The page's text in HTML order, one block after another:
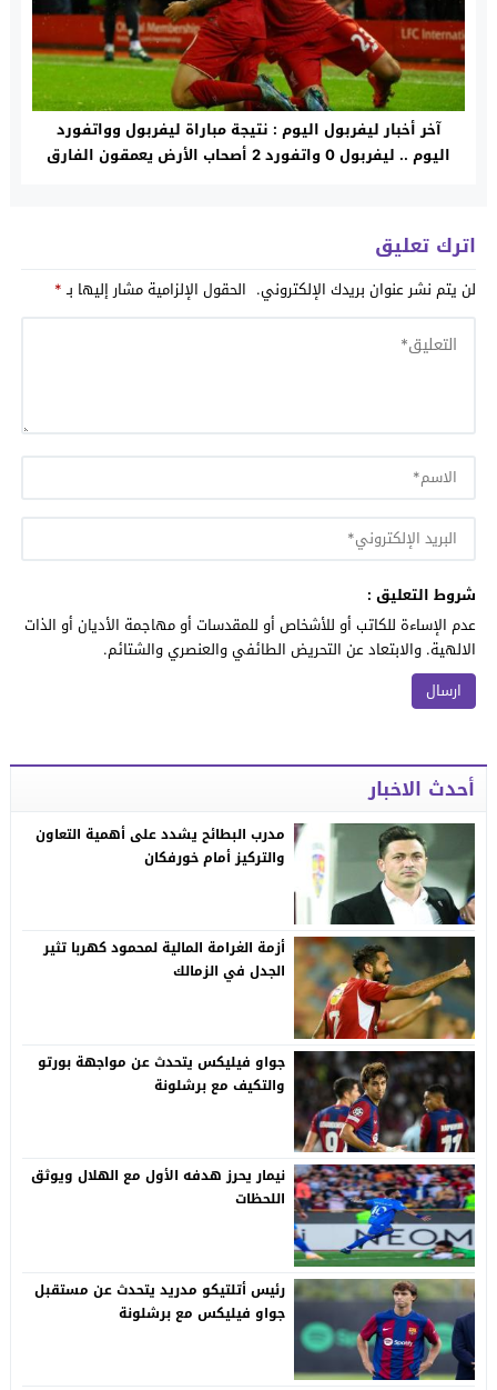
آخر أخبار ليفربول اليوم : نتيجة مباراة ليفربول وواتفورد
اليوم .. ليفربول 0 واتفورد 2 أصحاب الأرض يعمقون الفارق
اترك تعليق
لن يتم نشر عنوان بريدك الإلكتروني. الحقول الإلزامية مشار إليها بـ*
شروط التعليق :
عدم الإساءة للكاتب أو للأشخاص أو للمقدسات أو مهاجمة الأديان أو الذات
الالهية. والابتعاد عن التحريض الطائفي والعنصري والشتائم.
أحدث الاخبار
مدرب البطائح يشدد على أهمية التعاون
والتركيز أمام خورفكان
أزمة الغرامة المالية لمحمود كهربا تثير
الجدل في الزمالك
جواو فيليكس يتحدث عن مواجهة بورتو
والتكيف مع برشلونة
نيمار يحرز هدفه الأول مع الهلال ويوثق
اللحظات
رئيس أتلتيكو مدريد يتحدث عن مستقبل
جواو فيليكس مع برشلونة